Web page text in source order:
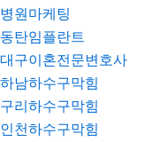
병원마케팅
동탄임플란트
대구이혼전문변호사
하남하수구막힘
구리하수구막힘
인천하수구막힘